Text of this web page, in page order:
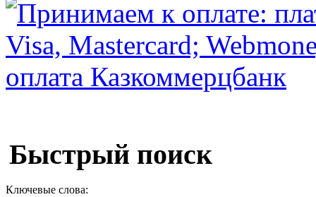
Быстрый поиск
Ключевые слова: